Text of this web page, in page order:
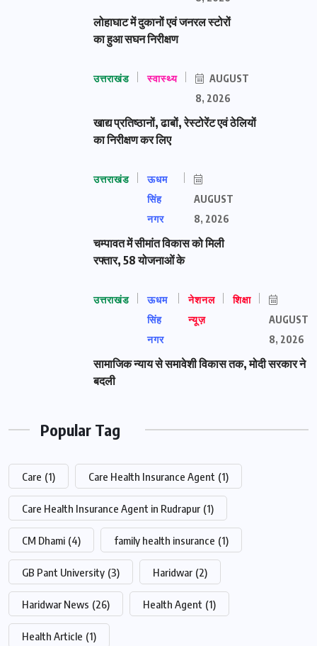
लोहाघाट में दुकानों एवं जनरल स्टोरों
का हुआ सघन निरीक्षण
उत्तराखंड स्वास्थ्य
AUGUST
8, 2026
खाद्य प्रतिष्ठानों, ढाबों, रेस्टोरेंट एवं ठेलियों
का निरीक्षण कर लिए
उत्तराखंड
ऊधम
सिंह
नगर
AUGUST
8, 2026
चम्पावत में सीमांत विकास को मिली
रफ्तार, 58 योजनाओं के
उत्तराखंड
ऊधम
सिंह
नगर
नेशनल
न्यूज़
शिक्षा
AUGUST
8, 2026
सामाजिक न्याय से समावेशी विकास तक, मोदी सरकार ने
बदली
Popular Tag
Care (1) Care Health Insurance Agent (1)
Care Health Insurance Agent in Rudrapur (1)
CM Dhami (4) family health insurance (1)
GB Pant University (3) Haridwar (2)
Haridwar News (26) Health Agent (1)
Health Article (1)